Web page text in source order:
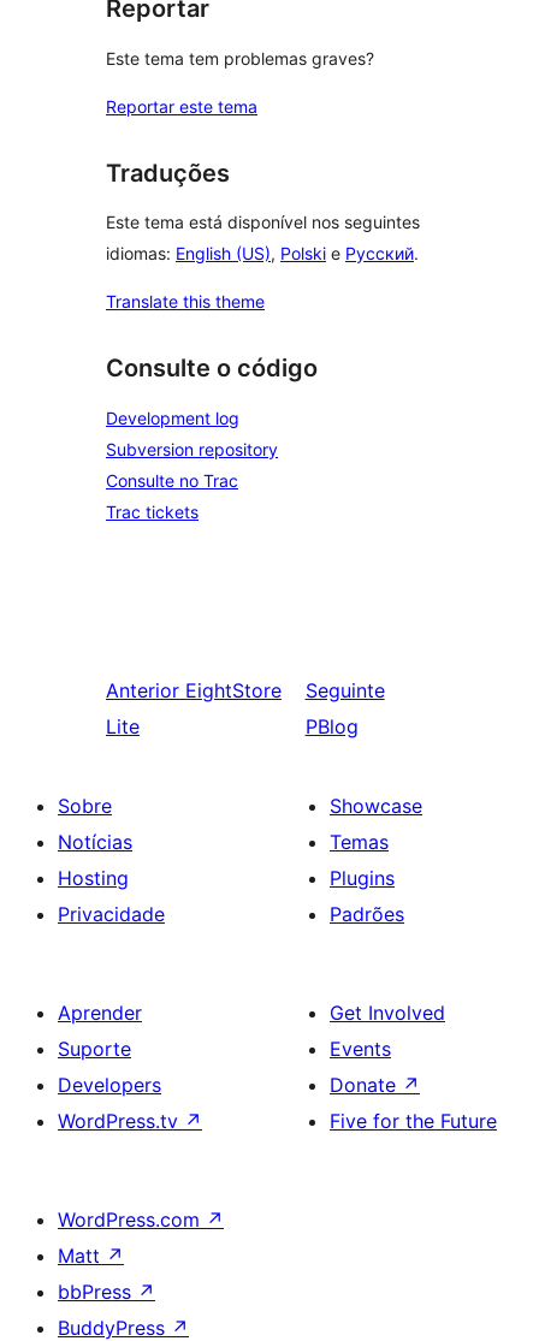
Reportar
Este tema tem problemas graves?
Reportar este tema
Traduções
Este tema está disponível nos seguintes
idiomas: English (US), Polski e Русский.
Translate this theme
Consulte o código
Development log
Subversion repository
Consulte no Trac
Trac tickets
Anterior EightStore
Lite
Seguinte
PBlog
Sobre
Notícias
Hosting
Privacidade
Showcase
Temas
Plugins
Padrões
Aprender
Suporte
Developers
WordPress.tv ↗
Get Involved
Events
Donate ↗
Five for the Future
WordPress.com ↗
Matt ↗
bbPress ↗
BuddyPress ↗